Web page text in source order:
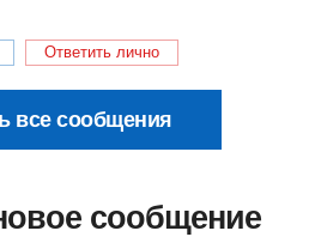
Ответить лично
все сообщения
сообщение